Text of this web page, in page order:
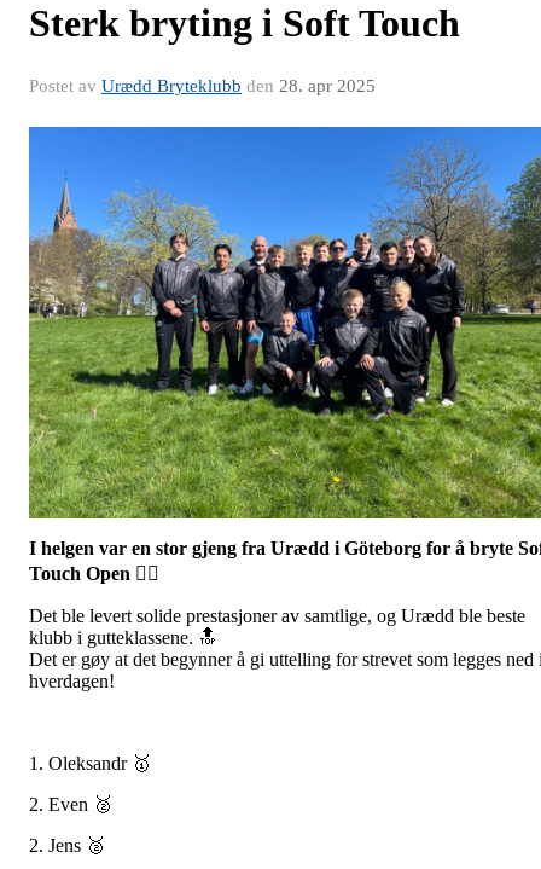
Sterk bryting i Soft Touch
Postet av Urædd Bryteklubb den 28. apr 2025
I helgen var en stor gjeng fra Urædd i Göteborg for å bryte
Touch Open 🤼‍♂️
Det ble levert solide prestasjoner av samtlige, og Urædd ble beste
klubb i gutteklassene. 🔝
Det er gøy at det begynner å gi uttelling for strevet som legges ned
hverdagen!
1. Oleksandr 🥇
2. Even 🥈
2. Jens 🥈